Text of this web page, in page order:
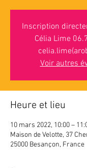
Inscription
Célia Lime
Voir autres
Heure et lieu
10 mars 2022, 10:00 –
Maison de Velotte, 37
25000 Besançon, France